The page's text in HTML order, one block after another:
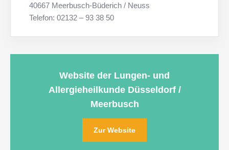
40667 Meerbusch-Büderich / Neuss
Telefon: 02132 – 93 38 50
Website der Lungen- und
Allergieheilkunde Düsseldorf /
Meerbusch
Zur Website